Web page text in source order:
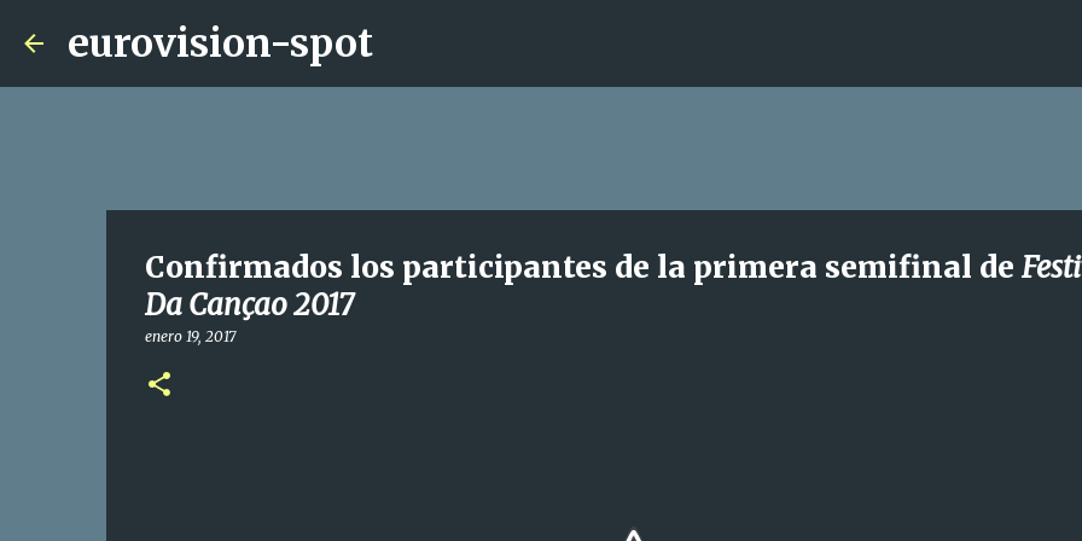
eurovision-spot
Confirmados los participantes de la primera semifinal de
Da Cançao 2017
enero 19, 2017